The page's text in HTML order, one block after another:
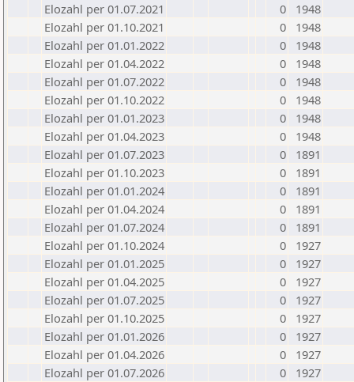
Elozahl per 01.07.2021
0
1948
Elozahl per 01.10.2021
0
1948
Elozahl per 01.01.2022
0
1948
Elozahl per 01.04.2022
0
1948
Elozahl per 01.07.2022
0
1948
Elozahl per 01.10.2022
0
1948
Elozahl per 01.01.2023
0
1948
Elozahl per 01.04.2023
0
1948
Elozahl per 01.07.2023
0
1891
Elozahl per 01.10.2023
0
1891
Elozahl per 01.01.2024
0
1891
Elozahl per 01.04.2024
0
1891
Elozahl per 01.07.2024
0
1891
Elozahl per 01.10.2024
0
1927
Elozahl per 01.01.2025
0
1927
Elozahl per 01.04.2025
0
1927
Elozahl per 01.07.2025
0
1927
Elozahl per 01.10.2025
0
1927
Elozahl per 01.01.2026
0
1927
Elozahl per 01.04.2026
0
1927
Elozahl per 01.07.2026
0
1927